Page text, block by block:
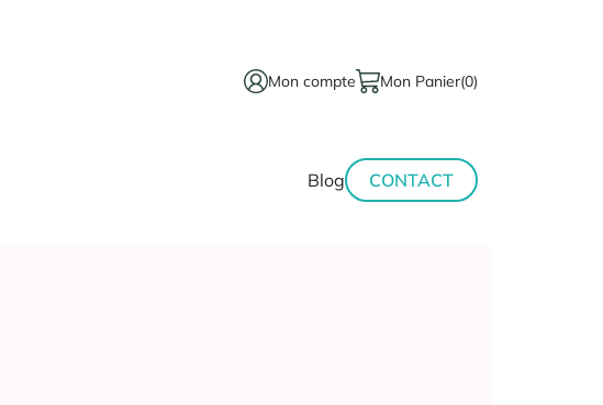
Mon compte Mon Panier(0)
Blog CONTACT